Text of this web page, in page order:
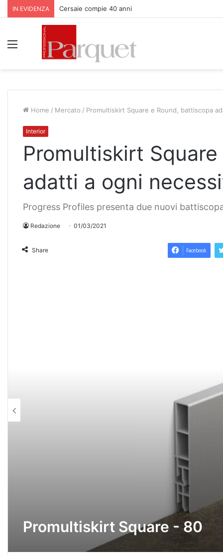
IN EVIDENZA Cersaie compie 40 anni
Home / Mercato / Promultiskirt Square e Round, battiscopa
Interior
Promultiskirt
adatti a ogni
Progress Profiles presenta due nuovi
Redazione 01/03/2021
Share Facebook
Promultiskirt Square - 80